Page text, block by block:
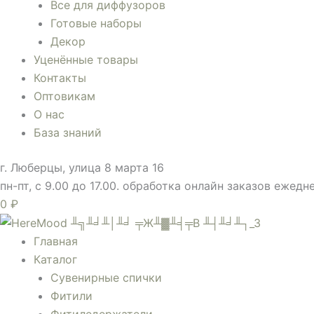
Все для диффузоров
Готовые наборы
Декор
Уценённые товары
Контакты
Оптовикам
О нас
База знаний
г. Люберцы, улица 8 марта 16
пн-пт, с 9.00 до 17.00. обработка онлайн заказов
0 ₽
Главная
Каталог
Сувенирные спички
Фитили